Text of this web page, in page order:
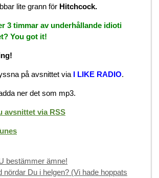
lite grann för Hitchcock.
3 timmar av underhållande idioti
You got it!
på avsnittet via I LIKE RADIO.
ner det som mp3.
avsnittet via RSS
bestämmer ämne!
nördar Du i helgen? (Vi hade hoppats